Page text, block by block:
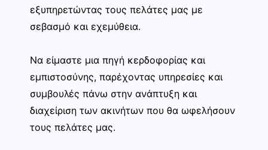
εξυπηρετώντας τους πελάτες μας με
σεβασμό και εχεμύθεια.
Να είμαστε μια πηγή κερδοφορίας και
εμπιστοσύνης, παρέχοντας υπηρεσίες και
συμβουλές πάνω στην ανάπτυξη και
διαχείριση των ακινήτων που θα ωφελήσουν
τους πελάτες μας.